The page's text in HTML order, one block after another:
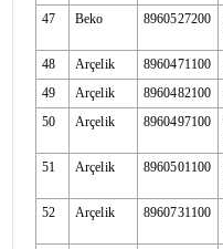
47 Beko 8960527200
48 Arçelik 8960471100
49
Arçelik 8960482100
50
Arçelik 8960497100
51 Arçelik 8960501100
52 Arçelik 8960731100